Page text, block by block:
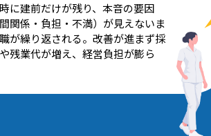
に建前だけが残り、本音の要因
間関係・負担・不満）が見えないま
が繰り返される。改善が進まず採
残業代が増え、経営負担が膨ら